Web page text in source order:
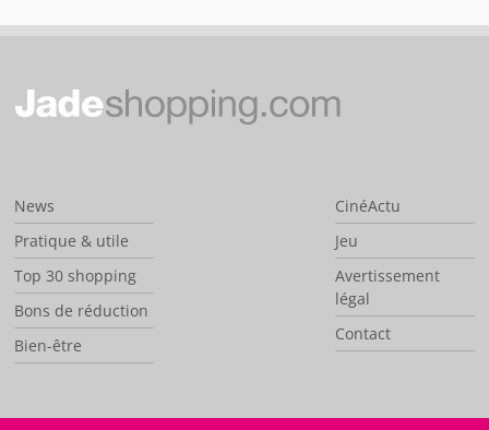
News
Pratique & utile
Top 30 shopping
Bons de réduction
Bien-être
CinéActu
Jeu
Avertissement
légal
Contact